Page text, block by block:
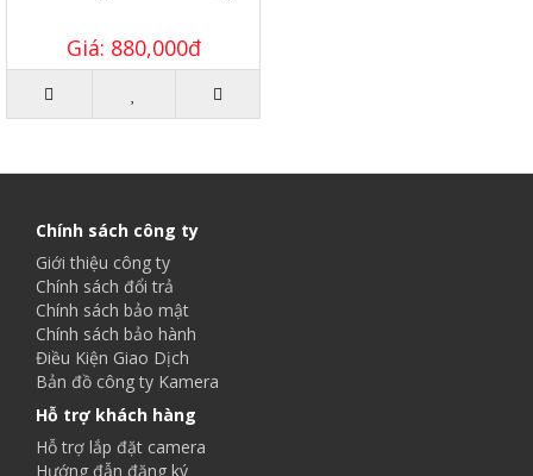
Giá: 880,000đ
Chính sách công ty
Giới thiệu công ty
Chính sách đổi trả
Chính sách bảo mật
Chính sách bảo hành
Điều Kiện Giao Dịch
Bản đồ công ty Kamera
Hỗ trợ khách hàng
Hỗ trợ lắp đặt camera
Hướng đẫn đăng ký